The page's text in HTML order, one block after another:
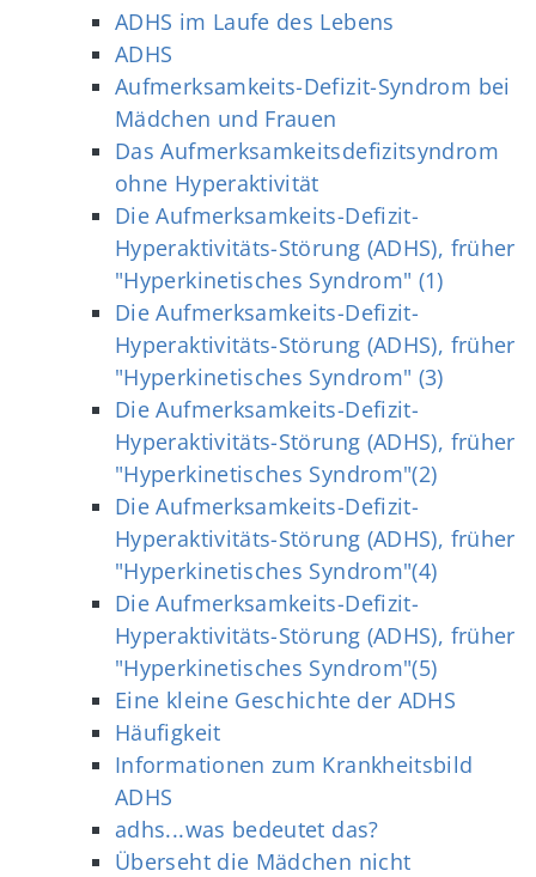
ADHS im Laufe des Lebens
ADHS
Aufmerksamkeits‐Defizit‐Syndrom bei
Mädchen und Frauen
Das Aufmerksamkeitsdefizitsyndrom
ohne Hyperaktivität
Die Aufmerksamkeits-Defizit-
Hyperaktivitäts-Störung (ADHS), früher
"Hyperkinetisches Syndrom" (1)
Die Aufmerksamkeits-Defizit-
Hyperaktivitäts-Störung (ADHS), früher
"Hyperkinetisches Syndrom" (3)
Die Aufmerksamkeits-Defizit-
Hyperaktivitäts-Störung (ADHS), früher
"Hyperkinetisches Syndrom"(2)
Die Aufmerksamkeits-Defizit-
Hyperaktivitäts-Störung (ADHS), früher
"Hyperkinetisches Syndrom"(4)
Die Aufmerksamkeits-Defizit-
Hyperaktivitäts-Störung (ADHS), früher
"Hyperkinetisches Syndrom"(5)
Eine kleine Geschichte der ADHS
Häufigkeit
Informationen zum Krankheitsbild
ADHS
adhs...was bedeutet das?
Überseht die Mädchen nicht